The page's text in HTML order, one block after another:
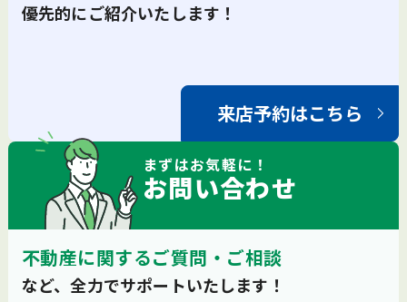
優先的にご紹介いたします！
来店予約はこちら
まずはお気軽に！
お問い合わせ
不動産に関するご質問・ご相談
など、全力でサポートいたします！